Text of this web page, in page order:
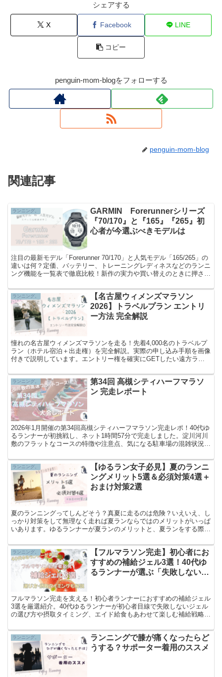
シェアする
X Facebook LINE
コピー
penguin-mom-blogをフォローする
penguin-mom-blog
関連記事
ランニング。
GARMIN Forerunnerシリーズ
『70/170』と『165』『265』初
心者が今選ぶべきモデルは
注目の最新モデル「Forerunner 70/170」と人気モデル「165/265」の
違いは何？定価、バッテリー、トレーニングレディネスなどのランニ
ング機能を一覧表で徹底比較！新作の実力や買い替えのときに押さえ
ランニング。
【名古屋ウィメンズマラソン
2026】トラベルプラン エントリ
ー方法 完全解説
憧れの名古屋ウィメンズマラソンを走る！先着4,000名のトラベルプ
ラン（ホテル宿泊＋出走権）を完全解説。実際の申し込み手順を画像
付きで説明しています。エントリー権を確実にGETしたい遠方ラン
ランニング。
第34回 高槻シティハーフマラソ
ン 完走レポート
2026年1月開催の第34回高槻シティハーフマラソン完走レポ！40代ゆ
るランナーが初挑戦し、ネット1時間57分で完走しました。淀川河川
敷のフラットなコースの特徴や注意点、気になる駐車場の混雑状況、
ランニング。
【ゆるラン女子必見】夏のランニ
ングメリット5選＆必須対策4選＋
おまけ対策2選
夏のランニングってしんどそう？真夏に走るのは危険？いえいえ、し
っかり対策をして無理なく走れば夏ランならではのメリットがいっぱ
いあります。ゆるランナーが夏ランのメリットと、夏ランをする際の
ランニング。
【フルマラソン完走】初心者にお
すすめの補給ジェル3選！40代ゆ
るランナーが選ぶ「失敗しない」
フルマラソン完走を支える！初心者ランナーにおすすめの補給ジェル
3選を厳選紹介。40代ゆるランナーが初心者目線で失敗しないジェル
の選び方や摂取タイミング、エイド給食もあわせて楽しむ補給戦略を
ランニング。
ランニングで膝が痛くなったらど
うする？サポーター着用のススメ